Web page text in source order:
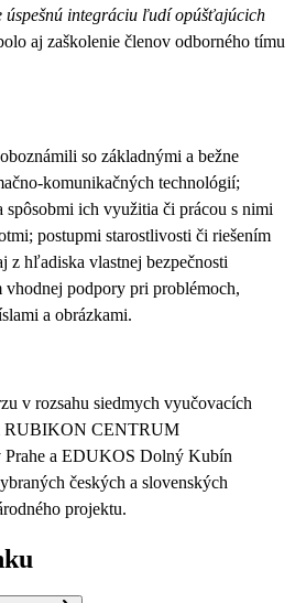
úspešnú integráciu ľudí opúšťajúcich
aj zaškolenie členov odborného tímu
so základnými a bežne
komunikačných technológií;
ich využitia či prácou s nimi
postupmi starostlivosti či riešením
z hľadiska vlastnej bezpečnosti
podpory pri problémoch,
a obrázkami.
v rozsahu siedmych vyučovacích
RUBIKON CENTRUM
Prahe a EDUKOS Dolný Kubín
českých a slovenských
projektu.